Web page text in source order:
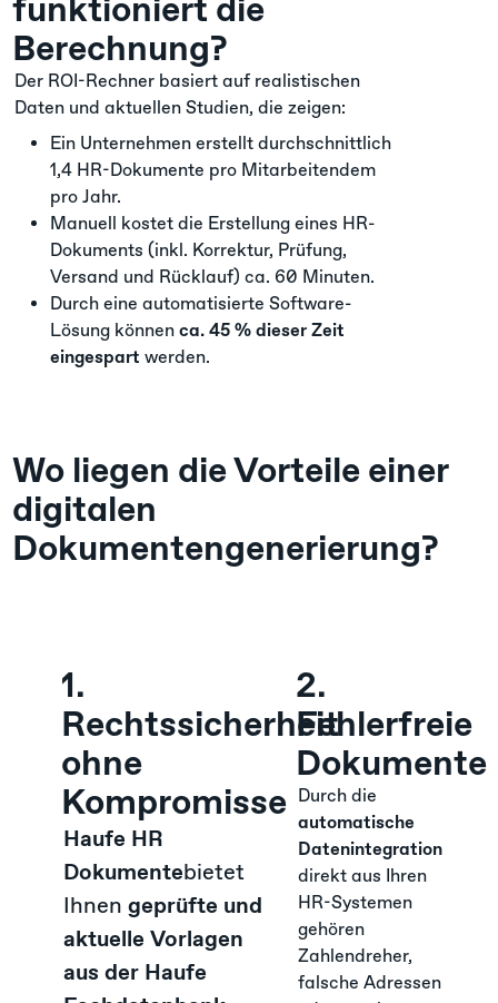
funktioniert die
Berechnung?
Der ROI-Rechner basiert auf realistischen
Daten und aktuellen Studien, die zeigen:
Ein Unternehmen erstellt durchschnittlich
1,4 HR-Dokumente pro Mitarbeitendem
pro Jahr.
Manuell kostet die Erstellung eines HR-
Dokuments (inkl. Korrektur, Prüfung,
Versand und Rücklauf) ca. 60 Minuten.
Durch eine automatisierte Software-
Lösung könnenca. 45 % dieser Zeit
eingespart werden.
Wo liegen die Vorteile einer
digitalen
Dokumentengenerierung?
1.
Rechtssicherheit
ohne
Kompromisse
Haufe HR
Dokumentebietet
Ihnengeprüfte und
aktuelle Vorlagen
aus der Haufe
2.
Fehlerfreie
Dokumente
Durch die
automatische
Datenintegration
direkt aus Ihren
HR-Systemen
gehören
Zahlendreher,
falsche Adressen